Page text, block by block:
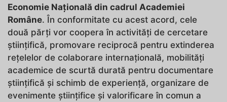
Economie Națională din cadrul Academiei
Române. În conformitate cu acest acord, cele
două părți vor coopera în activități de cercetare
științifică, promovare reciprocă pentru extinderea
rețelelor de colaborare internațională, mobilități
academice de scurtă durată pentru documentare
științifică și schimb de experiență, organizare de
evenimente științifice și valorificare în comun a